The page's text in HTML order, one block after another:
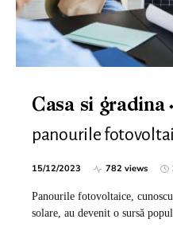
Casa si gradina
panourile
15/12/2023 782 views
Panourile fotovoltaice,
solare, au devenit o sursă